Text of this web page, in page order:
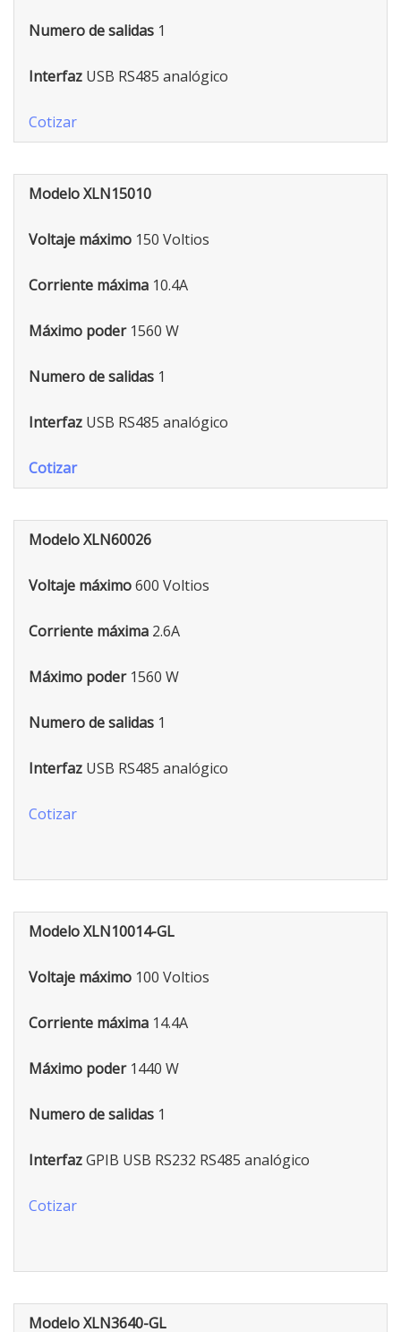
Numero de salidas 1
Interfaz USB RS485 analógico
Cotizar
Modelo XLN15010
Voltaje máximo 150 Voltios
Corriente máxima 10.4A
Máximo poder 1560 W
Numero de salidas 1
Interfaz USB RS485 analógico
Cotizar
Modelo XLN60026
Voltaje máximo600 Voltios
Corriente máxima 2.6A
Máximo poder 1560 W
Numero de salidas 1
Interfaz USB RS485 analógico
Cotizar
Modelo XLN10014-GL
Voltaje máximo 100 Voltios
Corriente máxima 14.4A
Máximo poder1440 W
Numero de salidas 1
InterfazGPIB USB RS232 RS485 analógico
Cotizar
Modelo XLN3640-GL